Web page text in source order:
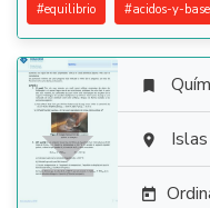
#equilibrio #acidos-y-



